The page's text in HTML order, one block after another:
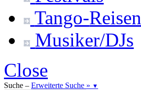
Tango-Reisen
Musiker/DJs
Close
Suche – Erweiterte Suche » ▼